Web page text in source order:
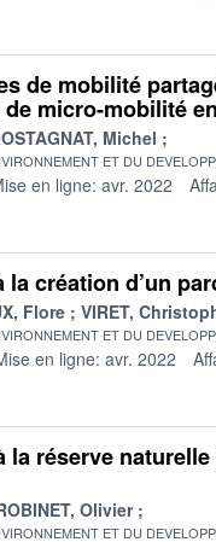
de mobilité
micro-mobilité
Michel
ET DU
en ligne: avr. 2022
la création d’un
Flore VIRET,
ET DU
en ligne: avr. 2022
la réserve
Olivier
ET DU